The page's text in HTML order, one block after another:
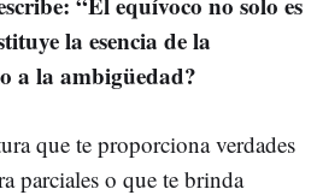
la esencia de la
a la ambigüedad?
que te proporciona verdades
parciales o que te brinda